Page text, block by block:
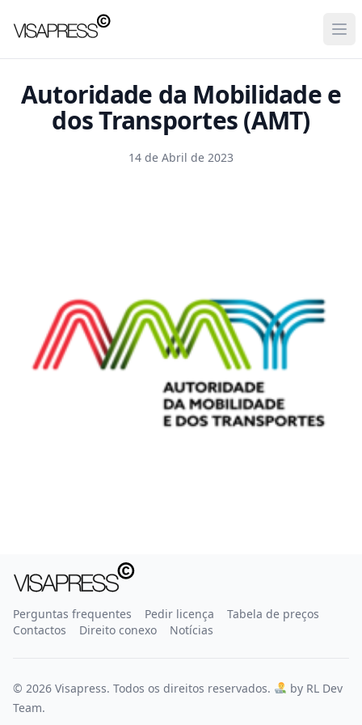
Visapress
Autoridade da Mobilidade e
dos Transportes (AMT)
14 de Abril de 2023
Perguntas frequentes Pedir licença
Tabela de preços
Contactos
Direito conexo Notícias
© 2026 Visapress. Todos os direitos reservados.
by RL Dev
Team.